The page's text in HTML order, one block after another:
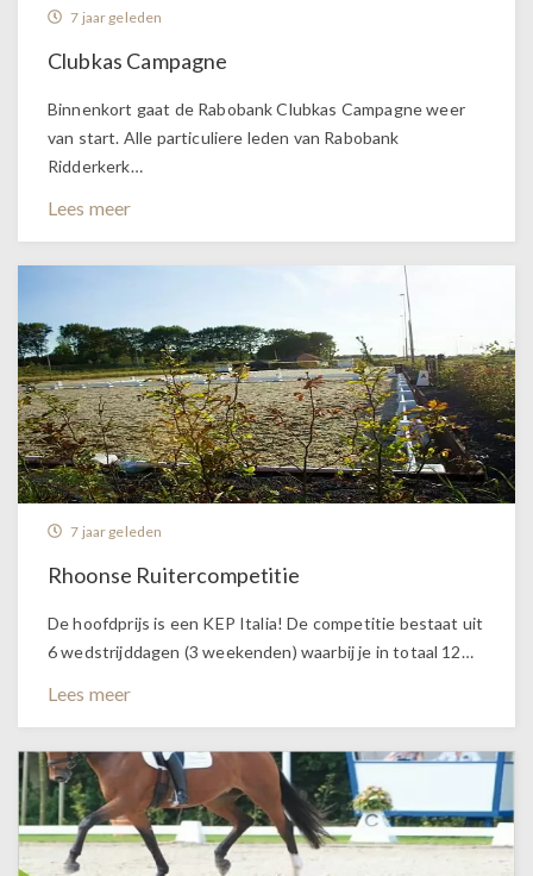
7 jaar geleden
Clubkas Campagne
Binnenkort gaat de Rabobank Clubkas Campagne weer
van start. Alle particuliere leden van Rabobank
Ridderkerk…
Lees meer
7 jaar geleden
Rhoonse Ruitercompetitie
De hoofdprijs is een KEP Italia! De competitie bestaat uit
6 wedstrijddagen (3 weekenden) waarbij je in totaal 12…
Lees meer